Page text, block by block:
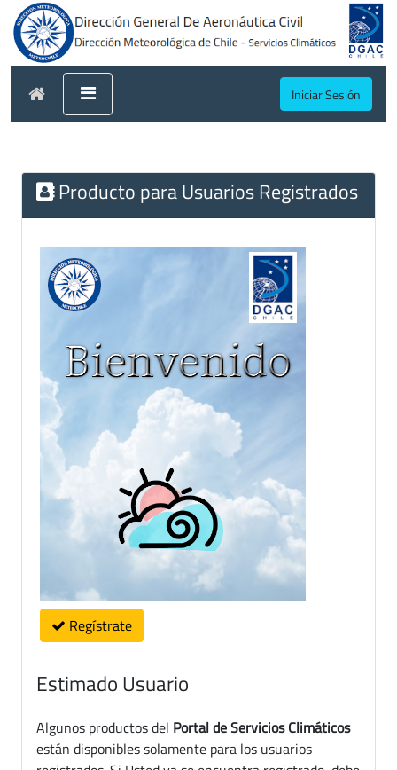
Iniciar Sesión
Producto para Usuarios Registrados
Regístrate
Estimado Usuario
Algunos productos del Portal de Servicios Climáticos
están disponibles solamente para los usuarios